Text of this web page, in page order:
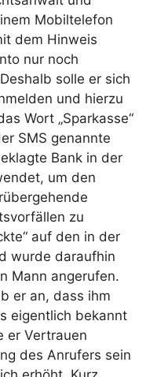
Mobiltelefon
dem Hinweis
nur noch
solle er sich
und hierzu
Wort „Sparkasse“
SMS genannte
Bank in der
um den
zu
auf den in der
wurde daraufhin
Mann angerufen.
er an, dass ihm
eigentlich bekannt
er Vertrauen
des Anrufers sein